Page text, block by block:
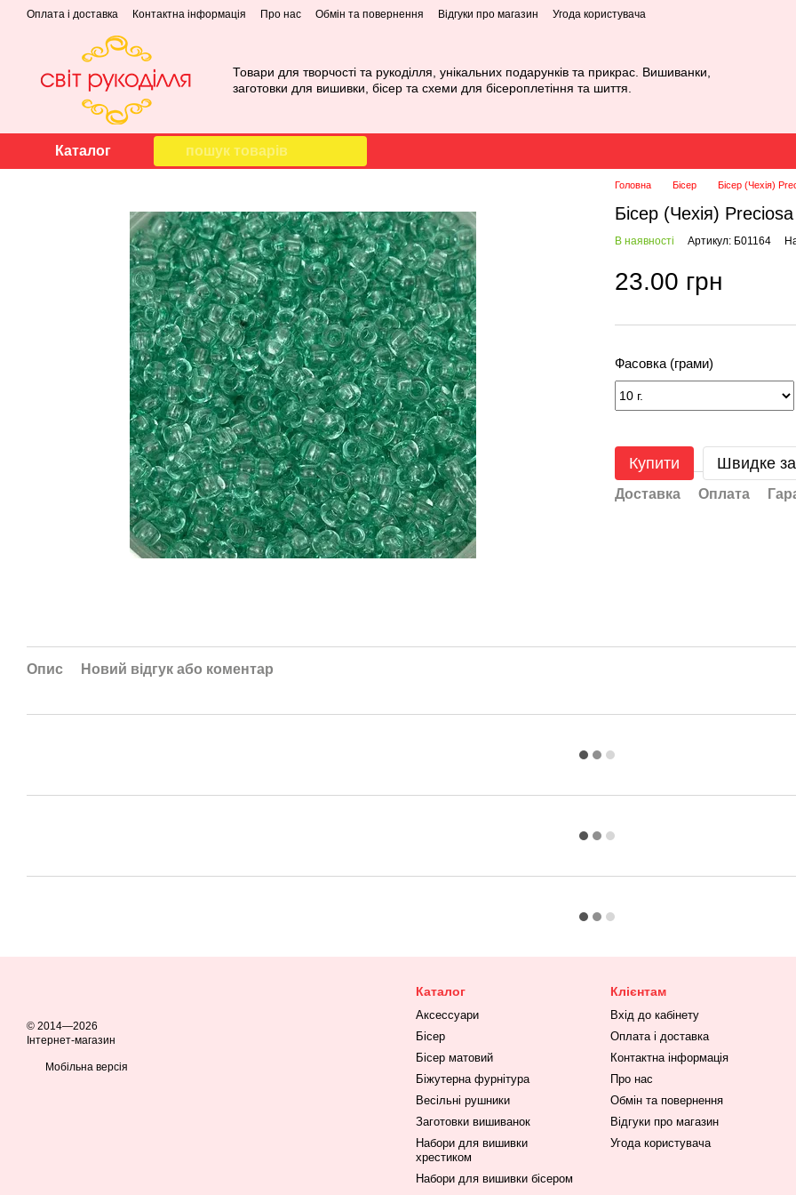
Перейти до основного контенту
Оплата і доставка Контактна інформація Про нас Обмін та повернення Відгуки про магазин Угода користувача
Товари для творчості та рукоділля, унікальних подарунків та прикрас. Вишиванки,
заготовки для вишивки, бісер та схеми для бісероплетіння та шиття.
Каталог
Головна Бісер Бісер (Чехія)
Бісер (Чехія)
В наявності Артикул: Б01164
23.00 грн
Фасовка (грами)
Купити Швидке
Доставка Оплата
Опис Новий відгук або коментар
© 2014—2026
Інтернет-магазин
Мобільна версія
Каталог
Аксессуари
Бісер
Бісер матовий
Біжутерна фурнітура
Весільні рушники
Заготовки вишиванок
Набори для вишивки
хрестиком
Набори для вишивки бісером
Клієнтам
Вхід до кабінету
Оплата і доставка
Контактна інформація
Про нас
Обмін та повернення
Відгуки про магазин
Угода користувача